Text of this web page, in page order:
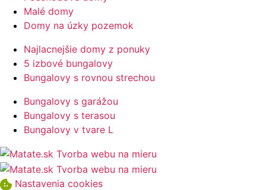
Malé domy
Domy na úzky pozemok
Najlacnejšie domy z ponuky
5 izbové bungalovy
Bungalovy s rovnou strechou
Bungalovy s garážou
Bungalovy s terasou
Bungalovy v tvare L
Nastavenia cookies